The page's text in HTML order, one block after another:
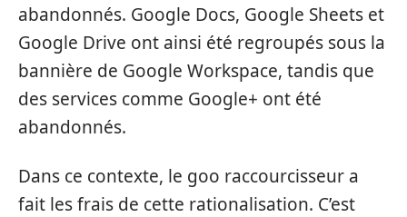
abandonnés. Google Docs, Google Sheets et
Google Drive ont ainsi été regroupés sous la
bannière de Google Workspace, tandis que
des services comme Google+ ont été
abandonnés.
Dans ce contexte, le goo raccourcisseur a
fait les frais de cette rationalisation. C’est